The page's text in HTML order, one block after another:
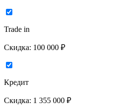
Trade in
Скидка: 100 000 ₽
Кредит
Скидка: 1 355 000 ₽